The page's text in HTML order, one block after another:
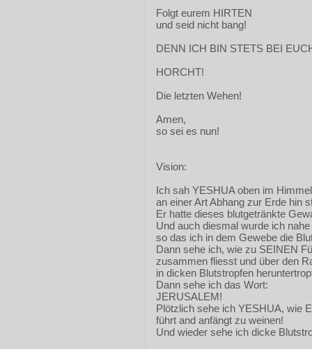
Folgt eurem HIRTEN
und seid nicht bang!
DENN ICH BIN STETS BEI
HORCHT!
Die letzten Wehen!
Amen,
so sei es nun!
Vision:
Ich sah YESHUA oben im
an einer Art Abhang zur Erde hin
Er hatte dieses blutgetränkte
Und auch diesmal wurde ich
so das ich in dem Gewebe die
Dann sehe ich, wie zu SEINEN
zusammen fliesst und über den
in dicken Blutstropfen
Dann sehe ich das Wort:
JERUSALEM!
Plötzlich sehe ich YESHUA, wie
führt and anfängt zu weinen!
Und wieder sehe ich dicke